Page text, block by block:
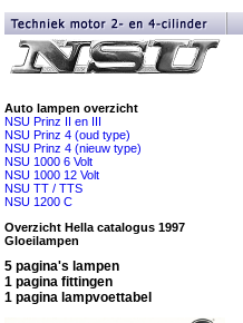
Auto lampen overzicht
NSU Prinz II en III
NSU Prinz 4 (oud type)
NSU Prinz 4 (nieuw type)
NSU 1000 6 Volt
NSU 1000 12 Volt
NSU TT / TTS
NSU 1200 C
Overzicht Hella catalogus 1997
Gloeilampen
5 pagina's lampen
1 pagina fittingen
1 pagina lampvoettabel